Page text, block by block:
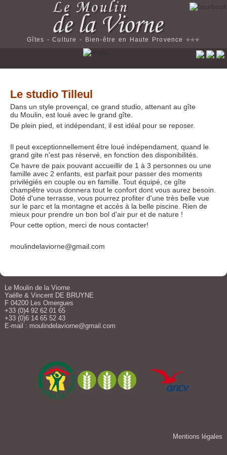
Gîtes - Culture - Bien-être en Haute Provence ⭐️⭐️⭐️
Le studio Tilleul
Dans un style provençal, ce grand studio, attenant au gîte
du Moulin, est loué avec le grand gîte.
De plein pied, et indépendant, il est idéal pour se reposer.
Il peut exceptionnellement être loué indépendament, quand le
grand gite n'est pas réservé, en fonction des disponibilités.
Ce havre de paix pouvant accueillir de 1 à 3 personnes ou une
famille avec 2 enfants, est parfait pour passer des moments
privilégiés en couple ou en famille. Tout équipé, ce gîte
champêtre vous donnera tout le confort dont vous aurez besoin.
Doté d'une terrasse, vous pourrez profiter d'une très belle vue
sur le parc et la montagne et accès à la belle piscine. Rien de
mieux pour prendre un bon bol d'air pur et de nature !
Pour cette option, merci de nous contacter!
moulindelaviorne@gmail.com
Le Moulin de la Viorne
Yaëlle & Vincent DE BRUYNE
F 04200 Les Omergues
+33 (0)4 92 62 01 65
+33 (0)6 14 65 52 43
E-mail : moulindelaviorne@gmail.com
Mentions légales